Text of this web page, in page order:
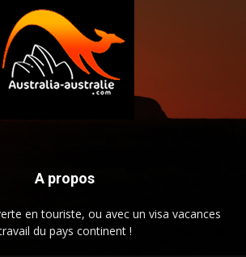
A propos
en touriste, ou avec un visa vacances
du pays continent !